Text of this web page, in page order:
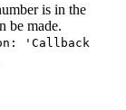
is in the
be made.
'Callback